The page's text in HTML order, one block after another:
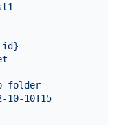
folder
10-